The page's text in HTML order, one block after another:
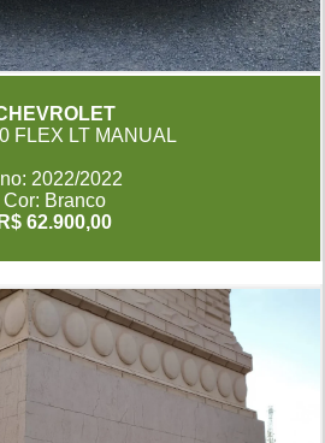
FLEX LT MANUAL
2022/2022
Cor: Branco
R$ 62.900,00